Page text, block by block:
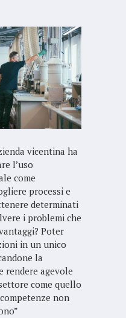
vicentina ha
l’uso
come
processi e
determinati
i problemi che
Poter
in un unico
la
rendere agevole
come quello
non